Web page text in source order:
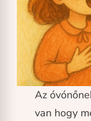
Az
van hogy